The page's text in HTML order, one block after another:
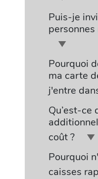
Puis-je
Pourquoi
ma carte
j'entre
Qu’est-ce
coût ?
Pourquoi
caisses